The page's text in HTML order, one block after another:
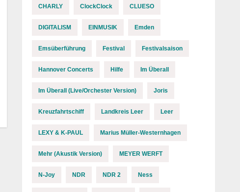
CHARLY ClockClock CLUESO
DIGITALISM EINMUSIK Emden
Emsüberführung Festival Festivalsaison
Hannover Concerts Hilfe Im Überall
Im Überall (Live/Orchester Version) Joris
Kreuzfahrtschiff Landkreis Leer Leer
LEXY & K-PAUL Marius Müller-Westernhagen
Mehr (Akustik Version) MEYER WERFT
N-Joy NDR NDR 2 Ness